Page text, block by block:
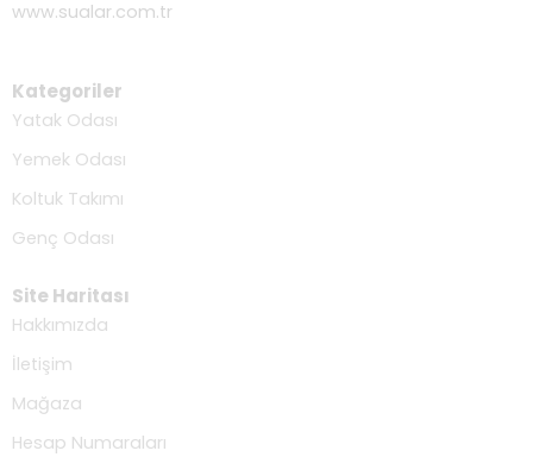
www.sualar.com.tr
Kategoriler
Yatak Odası
Yemek Odası
Koltuk Takımı
Genç Odası
Site Haritası
Hakkımızda
İletişim
Mağaza
Hesap Numaraları